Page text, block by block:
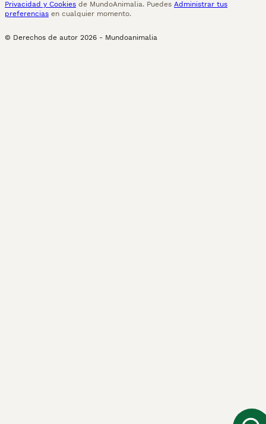
Privacidad y Cookies de MundoAnimalia. Puedes Administrar tus
preferencias en cualquier momento.
© Derechos de autor 2026 - Mundoanimalia